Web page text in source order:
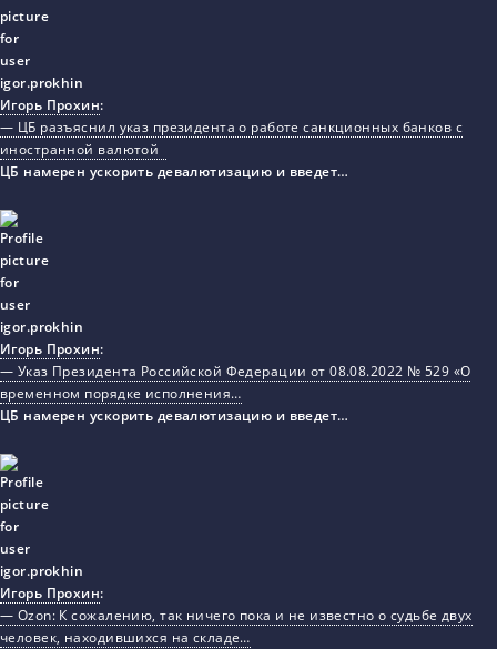
Игорь Прохин:
— ЦБ разъяснил указ президента о работе санкционных банков с
иностранной валютой
ЦБ намерен ускорить девалютизацию и введет…
Игорь Прохин:
— Указ Президента Российской Федерации от 08.08.2022 № 529 «О
временном порядке исполнения…
ЦБ намерен ускорить девалютизацию и введет…
Игорь Прохин:
— Ozon: К сожалению, так ничего пока и не известно о судьбе двух
человек, находившихся на складе…